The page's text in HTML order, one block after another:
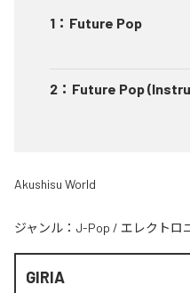
1 ： Future Pop
2 ： Future Pop
Akushisu World
ジャンル： J-Pop / エレクトロ
GIRIA